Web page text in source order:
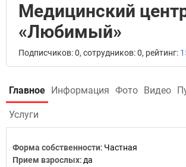
Медицинский
«Любимый»
Подписчиков: 0, сотрудников: 0, рейтинг:
Главное Информация Фото Видео
Услуги
Форма собственности: Частная
Прием взрослых: да